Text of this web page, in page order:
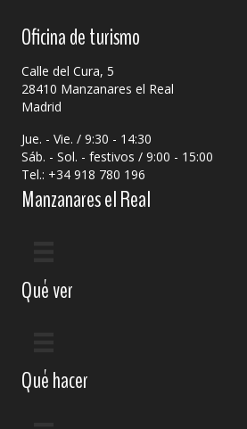
Oficina de turismo
Calle del Cura, 5
28410 Manzanares el Real
Madrid
Jue. - Vie. / 9:30 - 14:30
Sáb. - Sol. - festivos / 9:00 - 15:00
Tel.: +34 918 780 196
Manzanares el Real
Qué ver
Qué hacer